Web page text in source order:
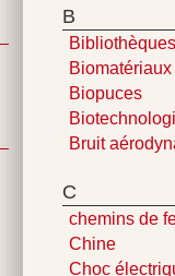
B
Biomatériaux
Biopuces
Bruit
C
chemins de
Chine
Choc